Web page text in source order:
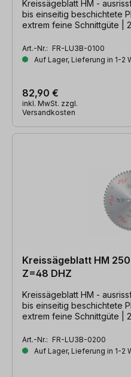
Kreissägeblatt HM -
bis einseitig beschichtete
extrem feine Schnittgüte |
Art.-Nr.: FR-LU3B-0100
Auf Lager, Lieferung in 1-2
82,90 €
inkl. MwSt. zzgl.
Versandkosten
Kreissägeblatt HM
Z=48 DHZ
Kreissägeblatt HM -
bis einseitig beschichtete
extrem feine Schnittgüte |
Art.-Nr.: FR-LU3B-0200
Auf Lager, Lieferung in 1-2